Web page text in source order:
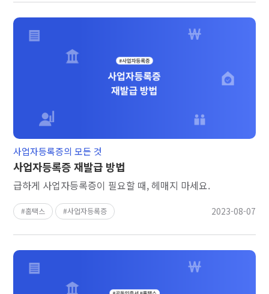
사업자등록증 재발급 방법
급하게 사업자등록증이 필요할 때, 헤매지 마세요.
사업자등록증의 모든 것
홈택스 사업자등록증 2023-08-07